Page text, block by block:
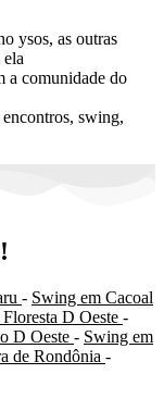
ysos, as outras
a comunidade do
encontros, swing,
- Swing em Cacoal
D Oeste -
D Oeste - Swing em
de Rondônia -